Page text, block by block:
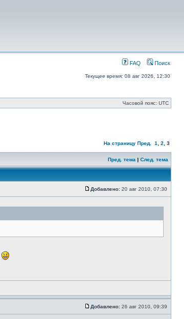
FAQ Поиск
Текущее время: 08 авг 2026, 12:30
Часовой пояс: UTC
На страницу Пред. 1 2 3
Пред. тема | След. тема
Добавлено: 20 авг 2010, 07:30
Добавлено: 26 авг 2010, 09:39